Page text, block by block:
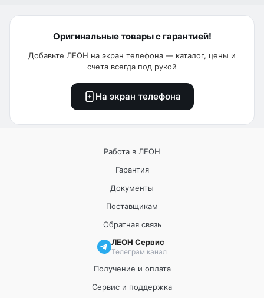
Оригинальные товары с гарантией!
Добавьте ЛЕОН на экран телефона — каталог, цены и
счета всегда под рукой
На экран телефона
Работа в ЛЕОН
Гарантия
Документы
Поставщикам
Обратная связь
ЛЕОН Сервис
Телеграм канал
Получение и оплата
Сервис и поддержка